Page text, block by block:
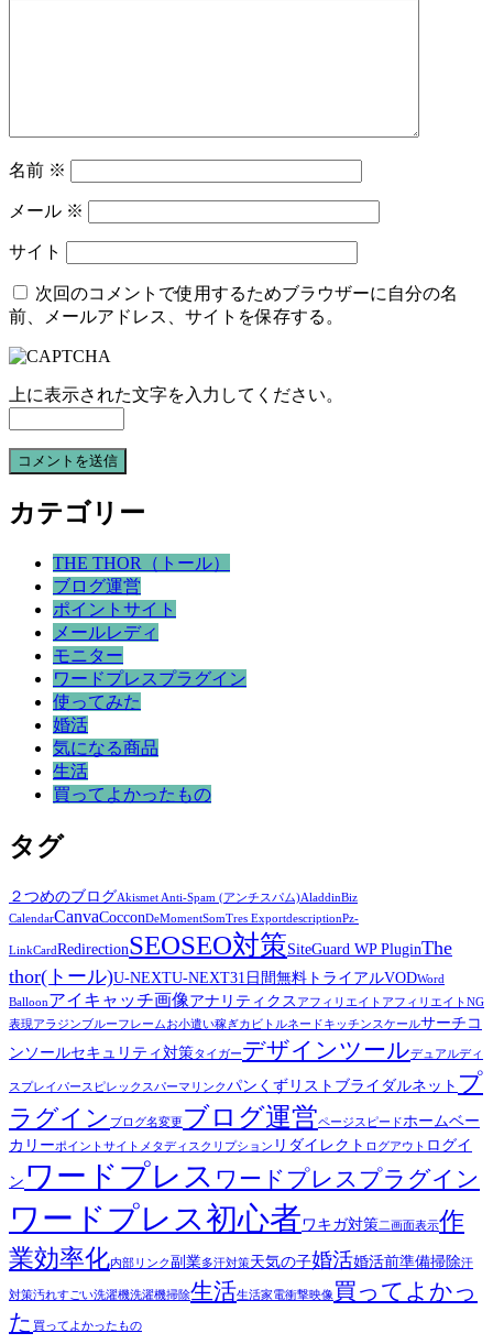
名前 ※
メール ※
サイト
次回のコメントで使用するためブラウザーに自分の名
前、メールアドレス、サイトを保存する。
上に表示された文字を入力してください。
カテゴリー
THE THOR（トール）
ブログ運営
ポイントサイト
メールレディ
モニター
ワードプレスプラグイン
使ってみた
婚活
気になる商品
生活
買ってよかったもの
タグ
２つめのブログAkismet Anti-Spam (アンチスパム)AladdinBiz
CalendarCanvaCocconDeMomentSomTres ExportdescriptionPz-
LinkCardRedirectionSEOSEO対策SiteGuard WP PluginThe
thor(トール)U-NEXTU-NEXT31日間無料トライアルVODWord
Balloonアイキャッチ画像アナリティクス アフィリエイト アフィリエイトNG
表現アラジンブルーフレームお小遣い稼ぎカビトルネードキッチンスケールサーチコ
ンソールセキュリティ対策タイガーデザインツールデュアルディ
スプレイ パースピレックス パーマリンクパンくずリスト ブライダルネット プ
ラグイン ブログ名変更 ブログ運営ページスピードホームベー
カリーポイントサイト メタディスクリプション リダイレクト ログアウト ログイ
ン ワードプレス ワードプレスプラグイン
ワードプレス初心者ワキガ対策二画面表示作
業効率化内部リンク 副業多汗対策天気の子婚活婚活前準備掃除汗
対策汚れすごい洗濯機洗濯機掃除生活生活家電衝撃映像 買ってよかっ
た 買ってよかったもの